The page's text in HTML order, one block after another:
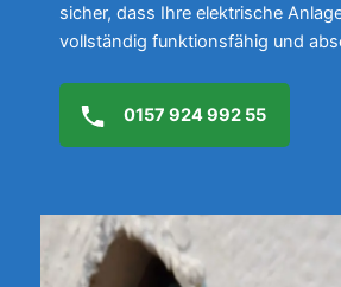
sicher, dass Ihre elektrische
vollständig funktionsfähig und
0157 924 992 55